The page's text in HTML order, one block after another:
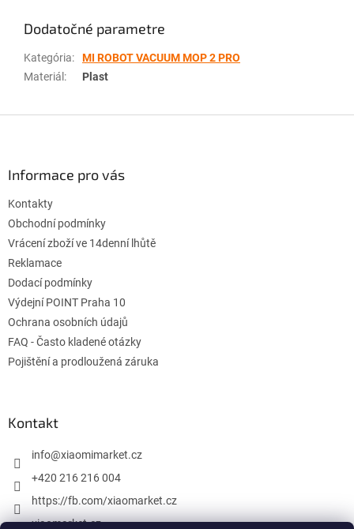
Dodatočné parametre
Kategória:
MI ROBOT VACUUM MOP 2 PRO
Materiál : Plast
Informace pro vás
Kontakty
Obchodní podmínky
Vrácení zboží ve 14denní lhůtě
Reklamace
Dodací podmínky
Výdejní POINT Praha 10
Ochrana osobních údajů
FAQ - Často kladené otázky
Pojištění a prodloužená záruka
Kontakt
info@xiaomimarket.cz
+420 216 216 004
https://fb.com/xiaomarket.cz
xiaomarket.cz